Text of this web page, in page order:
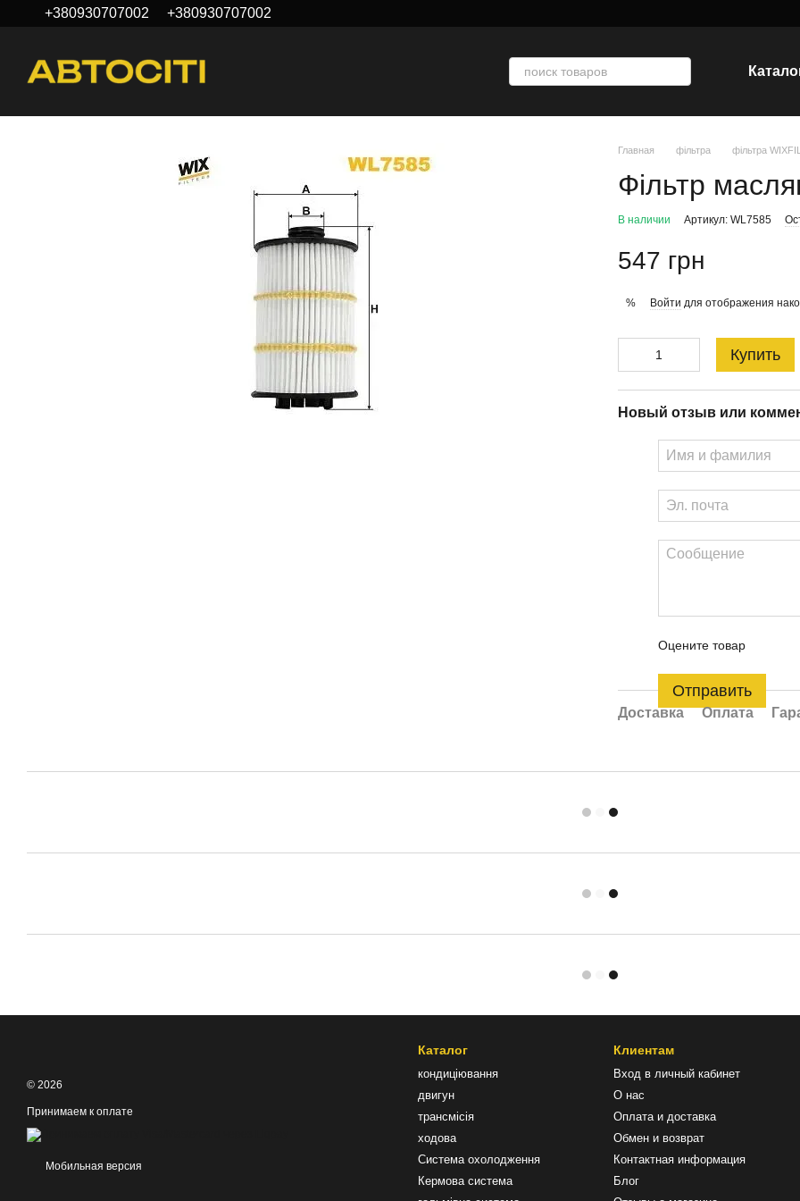
Перейти к основному контенту
+380930707002 +380930707002
Главная фільтра фільтра
Фільтр
В наличии Артикул: WL7585
547 грн
% Войти для отображения
Купить
Новый отзыв или
Оцените товар
Отправить
Доставка Оплата
© 2026
Принимаем к оплате
Мобильная версия
Каталог
кондиціювання
двигун
трансмісія
ходова
Система охолодження
Кермова система
Клиентам
Вход в личный кабинет
О нас
Оплата и доставка
Обмен и возврат
Контактная информация
Блог